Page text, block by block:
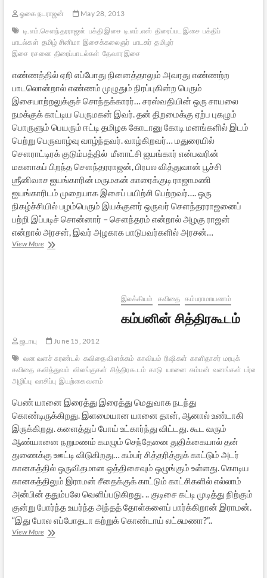
ஓகை நடராஜன்
May 28, 2013
டி.எம்.சௌந்தரராஜன் பக்தி இசை டி.எம்.எஸ் திரைப்பட இசை பக்திப்
பாடல்கள் தமிழ் சினிமா இசைக்கலைஞர் பாடகர் தமிழர்
இசை ரசனை திரைப்பாடல்கள் தேவார இசை
எண்ணத்தில் ஏறி எப்போது நினைத்தாலும் அவரது எண்ணற்ற
பாடலொன்றால் எண்ணம் முழுதும் நிரப்புகின்ற பெரும்
இசையாற்றலுக்குச் சொந்தக்காரர்… சரஸ்வதியின் ஒரு சாயலை
நமக்குக் காட்டிய பெருமகன் இவர். தன் திறமைக்கு ஏற்ப புகழும்
பொருளும் பெயரும் ஈட்டி தமிழக கோடானு கோடி மனங்களில் இடம்
பெற்று பெருவாழ்வு வாழ்ந்தவர். வாழ்கிறவர்… மதுரையில்
சௌராட்டிரக் குடும்பத்தில் மீனாட்சி ஐயங்கார் என்பவரின்
மகனாகப் பிறந்த சௌந்தரராஜன், பிரபல வித்துவான் பூச்சி
ஶ்ரீனிவாச ஐயங்காரின் மருமகன் காரைக்குடி ராஜாமணி
ஐயங்காரிடம் முறையாக இசைப் பயிற்சி பெற்றவர்…. ஒரு
நிகழ்ச்சியில் பழம்பெரும் இயக்குனர் ஒருவர் சௌந்தரராஜனைப்
பற்றி இப்படிச் சொன்னார் – சௌந்தரம் என்றால் அழகு ராஜன்
என்றால் அரசன், இவர் அழகாக பாடுபவர்களில் அரசன்…
View Moreஅஞ்சலி:
இலக்கியம் கவிதை கம்பராமாயணம்
கம்பனின் சித்திரகூடம்
ஜடாயு
June 15, 2012
வன வளச் சுரண்டல் கவிதை விளக்கம் காவியம் ரிஷிகள் காளிதாசர் மரபுக்
கவிதை கவித்துவம் விலங்குகள் சித்திரகூடம் காடு யானை கம்பன் வனங்கள்
அழிப்பு வாசிப்பு இயற்கை வளம்
பெண் யானை இரைத்து இரைத்து மெதுவாக நடந்து
கொண்டிருக்கிறது. இளமையான யானை தான், ஆனால் உண்டாகி
இருக்கிறது. களைத்துப் போய் உட்கார்ந்து விட்டது. கூட வரும்
ஆண்யானை நறுமணம் கமழும் செந்தேனை துதிக்கையால் தன்
துணைக்கு ஊட்டி விடுகிறது… கம்பர் சித்தரித்துக் காட்டும் அடர்
கானகத்தில் ஒருவிதமான ஒத்திசைவும் ஒழுங்கும் உள்ளது. கொடிய
கானகத்திலும் இராமன் சீதைக்குக் காட்டும் காட்சிகளில் எல்லாம்
அன்பின் ததும்பலே வெளிப்படுகிறது. .. குடிசை கட்டி முடித்து நிற்கும்
குன்று போர்ந்த உயர்ந்த அந்தத் தோள்களைப் பார்க்கிறான் இராமன்.
“இது போல எப்போதடா கற்றுக் கொண்டாய் லட்சுமணா?”..
View Moreகம்பனின்